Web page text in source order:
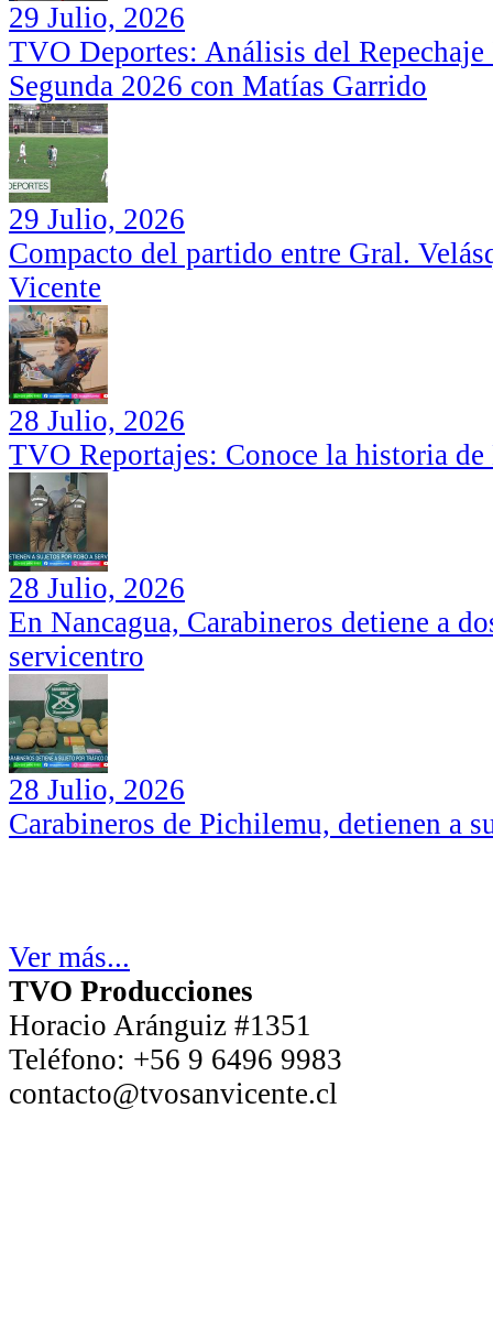
29 Julio, 2026
TVO Deportes: Análisis del
Segunda 2026 con Matías Garrido
29 Julio, 2026
Compacto del partido entre Gral.
Vicente
28 Julio, 2026
TVO Reportajes: Conoce la historia
28 Julio, 2026
En Nancagua, Carabineros detiene a
servicentro
28 Julio, 2026
Carabineros de Pichilemu, detienen a
Ver más...
TVO Producciones
Horacio Aránguiz #1351
Teléfono: +56 9 6496 9983
contacto@tvosanvicente.cl